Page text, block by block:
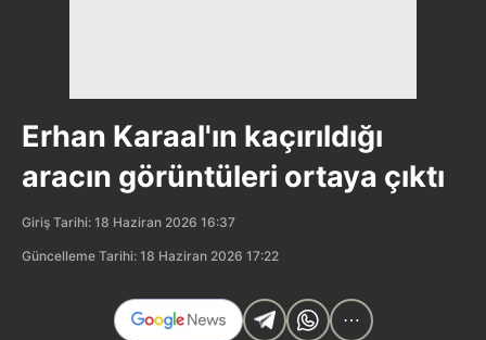
Erhan Karaal'ın kaçırıldığı
aracın görüntüleri ortaya çıktı
Giriş Tarihi: 18 Haziran 2026 16:37
Güncelleme Tarihi: 18 Haziran 2026 17:22